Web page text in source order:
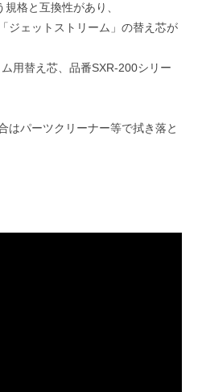
格と互換性があり、
ジェットストリーム」の替え芯が
用替え芯、品番SXR-200シリー
はパーツクリーナー等で拭き落と